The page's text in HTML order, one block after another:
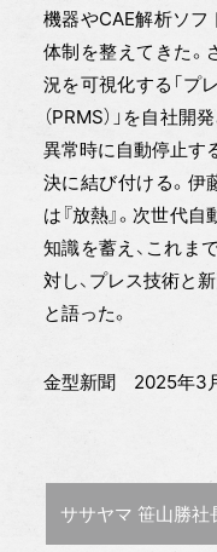
機器やCAE解析ソフ
体制を整えてきた。
況を可視化する「プ
（PRMS）」を自社
異常時に自動停止す
決に結び付ける。伊
は『放熱』。次世代
知識を蓄え、これま
対し、プレス技術と
と語った。
金型新聞 2025年3
前の記事 :
ササヤマ 笹山勝社長に聞く コア業務に専念できる環境に【特集 攻める設備